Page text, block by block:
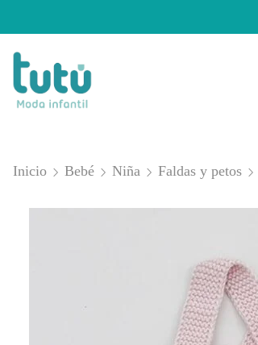
Inicio Bebé Niña Faldas y petos